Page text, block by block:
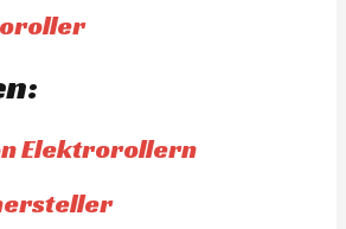
Elektrorollern